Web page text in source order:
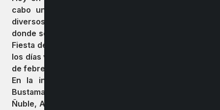
cabo un punto de prensa con la presencia de
diversos medios de comunicación regionales,
donde se realizó la convocatoria oficial para la XXI
Fiesta de la Trilla a Yegua Suelta, que se celebrará
los días viernes 31 de enero, sábado 1 y domingo 2
de febrero en el sector Cancha Yanine.
En la instancia, el alcalde de Bulnes, Gonzalo
Bustamante, y el director regional de Sernatur
Ñuble, Augusto González Jeldres, invitaron a toda